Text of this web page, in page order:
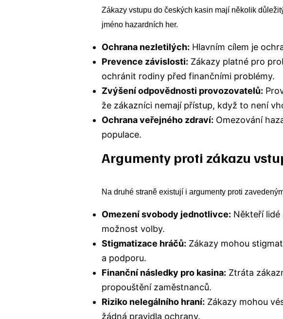
Zákazy vstupu do českých kasin mají několik
jméno hazardních her.
Ochrana nezletilých: Hlavním cílem je
Prevence závislosti: Zákazy platné pro
ochránit rodiny před finančními problémy.
Zvýšení odpovědnosti provozovatelů:
že zákazníci nemají přístup, když to není
Ochrana veřejného zdraví: Omezování
populace.
Argumenty proti zákazu
Na druhé straně existují i argumenty proti
Omezení svobody jednotlivce: Někteří lidé
možnost volby.
Stigmatizace hráčů: Zákazy mohou
a podporu.
Finanční následky pro kasina: Ztráta
propouštění zaměstnanců.
Riziko nelegálního hraní: Zákazy mohou
žádná pravidla ochrany.